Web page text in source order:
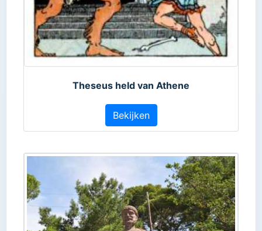
Theseus held van Athene
Bekijken